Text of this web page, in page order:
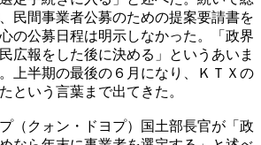
民間事業者公募のための提案要請書を
の公募日程は明示しなかった。「政界
広報をした後に決める」というあいま
上半期の最後の６月になり、ＫＴＸの
という言葉まで出てきた。
（クォン・ドヨプ）国土部長官が「政